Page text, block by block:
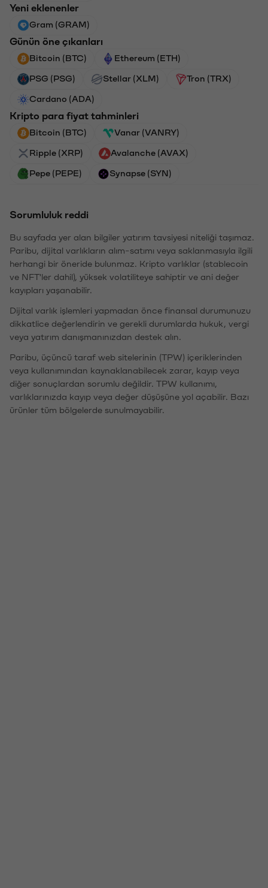
Yeni eklenenler
Gram (GRAM)
Günün öne çıkanları
Bitcoin (BTC) Ethereum (ETH)
PSG (PSG) Stellar (XLM) Tron (TRX)
Cardano (ADA)
Kripto para fiyat tahminleri
Bitcoin (BTC) Vanar (VANRY)
Ripple (XRP) Avalanche (AVAX)
Pepe (PEPE) Synapse (SYN)
Sorumluluk reddi
Bu sayfada yer alan bilgiler yatırım tavsiyesi niteliği taşımaz.
Paribu, dijital varlıkların alım-satımı veya saklanmasıyla ilgili
herhangi bir öneride bulunmaz. Kripto varlıklar (stablecoin
ve NFT'ler dahil), yüksek volatiliteye sahiptir ve ani değer
kayıpları yaşanabilir.
Dijital varlık işlemleri yapmadan önce finansal durumunuzu
dikkatlice değerlendirin ve gerekli durumlarda hukuk, vergi
veya yatırım danışmanınızdan destek alın.
Paribu, üçüncü taraf web sitelerinin (TPW) içeriklerinden
veya kullanımından kaynaklanabilecek zarar, kayıp veya
diğer sonuçlardan sorumlu değildir. TPW kullanımı,
varlıklarınızda kayıp veya değer düşüşüne yol açabilir. Bazı
ürünler tüm bölgelerde sunulmayabilir.